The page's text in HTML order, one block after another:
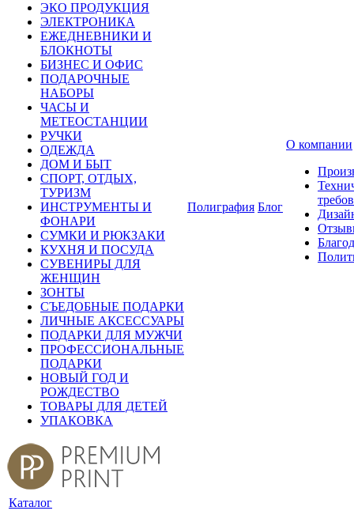
ЭКО ПРОДУКЦИЯ
ЭЛЕКТРОНИКА
ЕЖЕДНЕВНИКИ И
БЛОКНОТЫ
БИЗНЕС И ОФИС
ПОДАРОЧНЫЕ
НАБОРЫ
ЧАСЫ И
МЕТЕОСТАНЦИИ
РУЧКИ
ОДЕЖДА
ДОМ И БЫТ
СПОРТ, ОТДЫХ,
ТУРИЗМ
ИНСТРУМЕНТЫ И
ФОНАРИ
СУМКИ И РЮКЗАКИ
КУХНЯ И ПОСУДА
СУВЕНИРЫ ДЛЯ
ЖЕНЩИН
ЗОНТЫ
СЪЕДОБНЫЕ ПОДАРКИ
ЛИЧНЫЕ АКСЕССУАРЫ
ПОДАРКИ ДЛЯ МУЖЧИ
ПРОФЕССИОНАЛЬНЫЕ
ПОДАРКИ
НОВЫЙ ГОД И
РОЖДЕСТВО
ТОВАРЫ ДЛЯ ДЕТЕЙ
УПАКОВКА
Полиграфия Блог
О компании
Каталог